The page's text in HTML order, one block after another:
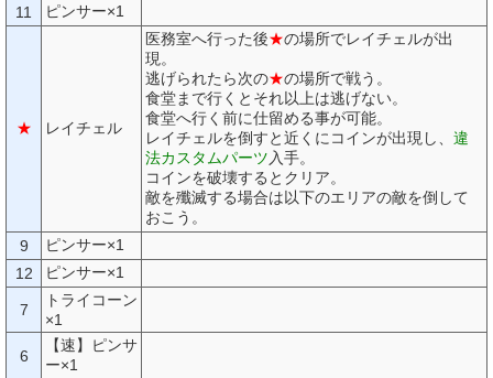
11
ピンサー×1
★ レイチェル
医務室へ行った後★の場所でレイチェルが出
現。
逃げられたら次の★の場所で戦う。
食堂まで行くとそれ以上は逃げない。
食堂へ行く前に仕留める事が可能。
レイチェルを倒すと近くにコインが出現し、 違
法カスタムパーツ 入手。
コインを破壊するとクリア。
敵を殲滅する場合は以下のエリアの敵を倒して
おこう。
9
ピンサー×1
12
ピンサー×1
7
トライコーン
×1
6
【速】ピンサ
ー×1